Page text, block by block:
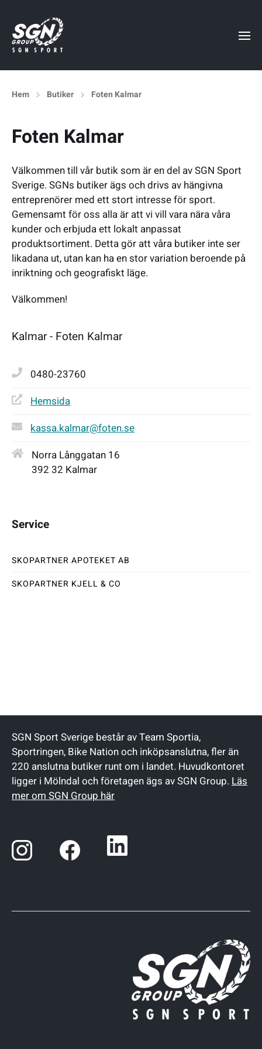
Hem Butiker Foten Kalmar
Foten Kalmar
Välkommen till vår butik som är en del av SGN Sport
Sverige. SGNs butiker ägs och drivs av hängivna
entreprenörer med ett stort intresse för sport.
Gemensamt för oss alla är att vi vill vara nära våra
kunder och erbjuda ett lokalt anpassat
produktsortiment. Detta gör att våra butiker inte ser
likadana ut, utan kan ha en stor variation beroende på
inriktning och geografiskt läge.
Välkommen!
Kalmar - Foten Kalmar
0480-23760
Hemsida
kassa.kalmar@foten.se
Norra Långgatan 16
392 32 Kalmar
Service
SKOPARTNER APOTEKET AB
SKOPARTNER KJELL & CO
SGN Sport Sverige består av Team Sportia,
Sportringen, Bike Nation och inköpsanslutna, fler än
220 anslutna butiker runt om i landet. Huvudkontoret
ligger i Mölndal och företagen ägs av SGN Group. Läs
mer om SGN Group här